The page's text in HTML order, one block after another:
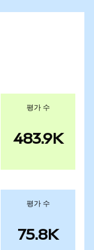
평가 수
483.9K
평가 수
75.8K